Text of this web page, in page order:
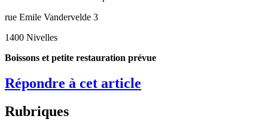
rue Emile Vandervelde 3
1400 Nivelles
Boissons et petite restauration prévue
Répondre à cet article
Rubriques